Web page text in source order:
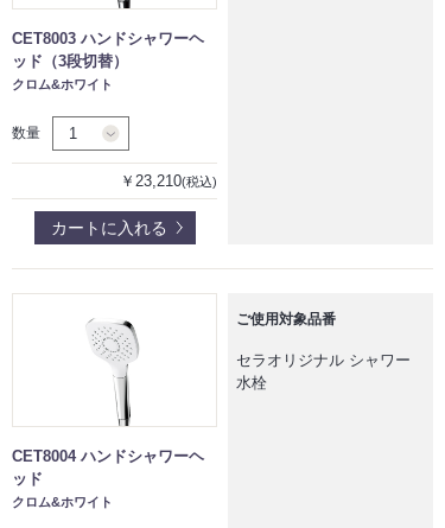
CET8003 ハンドシャワーヘ
ッド（3段切替）
クロム&ホワイト
数量
￥23,210(税込)
カートに入れる
CET8004 ハンドシャワーヘ
ッド
クロム&ホワイト
ご使用対象品番
セラオリジナル シャワー
水栓